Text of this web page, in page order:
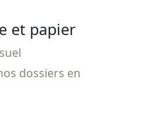
et papier
dossiers en